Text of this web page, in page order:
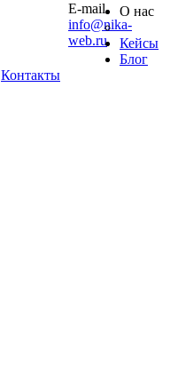
E-mail
info@nika-
web.ru
О нас
Кейсы
Блог
Контакты